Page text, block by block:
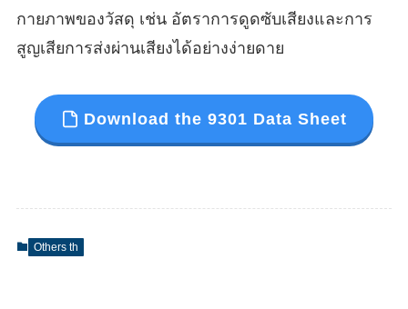
กายภาพของวัสดุ เช่น อัตราการดูดซับเสียงและการ
สูญเสียการส่งผ่านเสียงได้อย่างง่ายดาย
Download the 9301 Data Sheet
Others th